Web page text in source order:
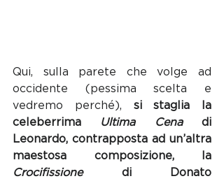
Qui, sulla parete che volge ad
occidente (pessima scelta e
vedremo perché), si staglia la
celeberrima
Ultima Cena di
Leonardo, contrapposta ad un’altra
Crocifissione di Donato